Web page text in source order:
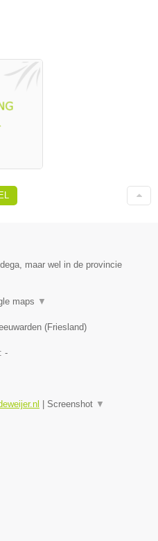
maar wel in de provincie
maps ▼
(Friesland)
-
| Screenshot ▼